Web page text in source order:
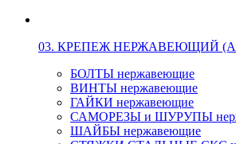
03. КРЕПЕЖ НЕРЖАВЕЮЩИЙ
БОЛТЫ нержавеющие
ВИНТЫ нержавеющие
ГАЙКИ нержавеющие
САМОРЕЗЫ и ШУРУПЫ
ШАЙБЫ нержавеющие